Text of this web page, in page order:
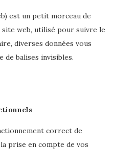
est un petit morceau de
site web, utilisé pour suivre le
diverses données vous
de balises invisibles.
correct de
prise en compte de vos